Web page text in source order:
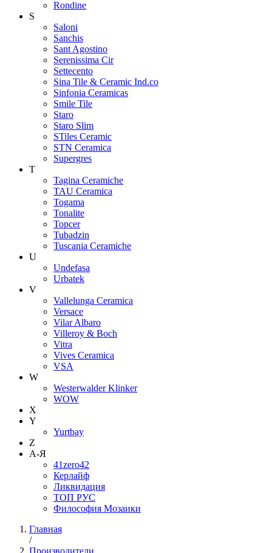
Rondine
S
Saloni
Sanchis
Sant Agostino
Serenissima Cir
Settecento
Sina Tile & Ceramic Ind.co
Sinfonia Ceramicas
Smile Tile
Staro
Staro Slim
STiles Ceramic
STN Ceramica
Supergres
T
Tagina Ceramiche
TAU Ceramica
Togama
Tonalite
Topcer
Tubadzin
Tuscania Ceramiche
U
Undefasa
Urbatek
V
Vallelunga Ceramica
Versace
Vilar Albaro
Villeroy & Boch
Vitra
Vives Ceramica
VSA
W
Westerwalder Klinker
WOW
X
Y
Yurtbay
Z
А-Я
41zero42
Керлайф
Ликвидация
ТОП РУС
Философия Мозаики
Главная
/
Производители